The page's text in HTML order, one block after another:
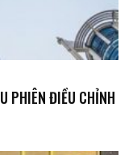
PHIÊN ĐIỀU CHỈNH